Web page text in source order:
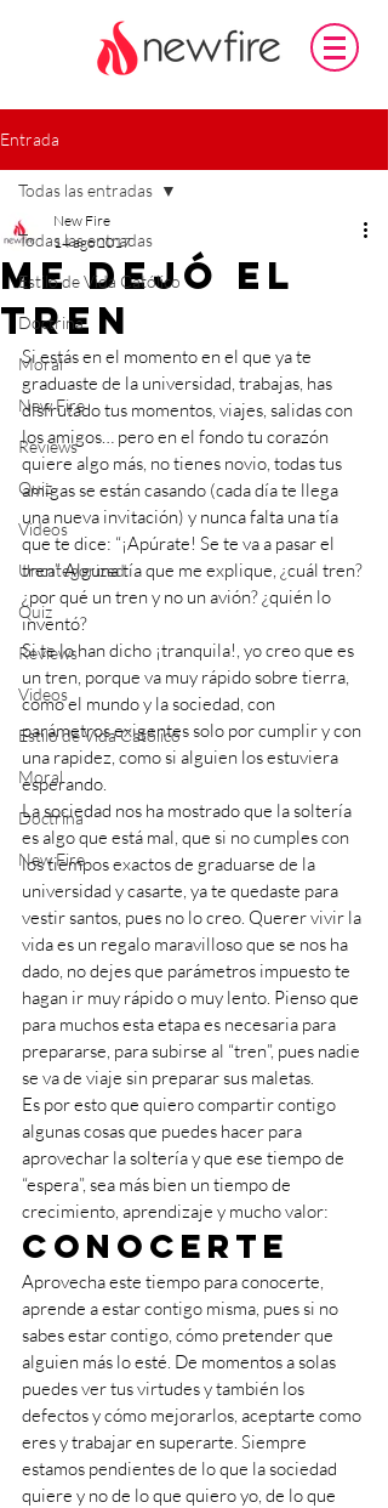
Entrada
Todas las entradas
Estilo de Vida Católico
Doctrina
Moral
New Fire
Reviews
Quiz
Videos
Uncategorized
Quiz
Reviews
Videos
Estilo de Vida Católico
Moral
Doctrina
New Fire
Todas las entradas
Me dejó el
tren
New Fire
14 ago 2017
Si estás en el momento en el que ya te
graduaste de la universidad, trabajas, has
disfrutado tus momentos, viajes, salidas con
los amigos… pero en el fondo tu corazón
quiere algo más, no tienes novio, todas tus
amigas se están casando (cada día te llega
una nueva invitación) y nunca falta una tía
que te dice: “¡Apúrate! Se te va a pasar el
tren” Alguna tía que me explique, ¿cuál tren?
¿por qué un tren y no un avión? ¿quién lo
inventó?
Si te lo han dicho ¡tranquila!, yo creo que es
un tren, porque va muy rápido sobre tierra,
como el mundo y la sociedad, con
parámetros exigentes solo por cumplir y con
una rapidez, como si alguien los estuviera
esperando.
La sociedad nos ha mostrado que la soltería
es algo que está mal, que si no cumples con
los tiempos exactos de graduarse de la
universidad y casarte, ya te quedaste para
vestir santos, pues no lo creo. Querer vivir la
vida es un regalo maravilloso que se nos ha
dado, no dejes que parámetros impuesto te
hagan ir muy rápido o muy lento. Pienso que
para muchos esta etapa es necesaria para
prepararse, para subirse al “tren”, pues nadie
se va de viaje sin preparar sus maletas.
Es por esto que quiero compartir contigo
algunas cosas que puedes hacer para
aprovechar la soltería y que ese tiempo de
“espera”, sea más bien un tiempo de
crecimiento, aprendizaje y mucho valor:
Conocerte
Aprovecha este tiempo para conocerte,
aprende a estar contigo misma, pues si no
sabes estar contigo, cómo pretender que
alguien más lo esté. De momentos a solas
puedes ver tus virtudes y también los
defectos y cómo mejorarlos, aceptarte como
eres y trabajar en superarte. Siempre
estamos pendientes de lo que la sociedad
quiere y no de lo que quiero yo, de lo que